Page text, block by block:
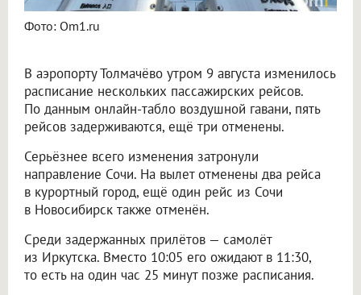
Фото: Om1.ru
В аэропорту Толмачёво утром 9 августа изменилось
расписание нескольких пассажирских рейсов.
По данным онлайн-табло воздушной гавани, пять
рейсов задерживаются, ещё три отменены.
Серьёзнее всего изменения затронули
направление Сочи. На вылет отменены два рейса
в курортный город, ещё один рейс из Сочи
в Новосибирск также отменён.
Среди задержанных прилётов — самолёт
из Иркутска. Вместо 10:05 его ожидают в 11:30,
то есть на один час 25 минут позже расписания.